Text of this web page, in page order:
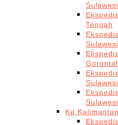
Tengah
Ke Kalimantan